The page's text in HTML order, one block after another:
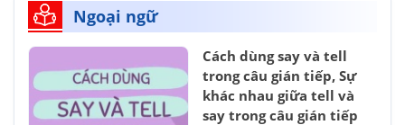
Ngoại ngữ
Cách dùng say và tell
trong câu gián tiếp, Sự
khác nhau giữa tell và
say trong câu gián tiếp